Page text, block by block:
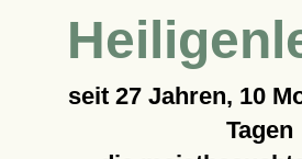
seit 27 Jahren, 10
Tagen